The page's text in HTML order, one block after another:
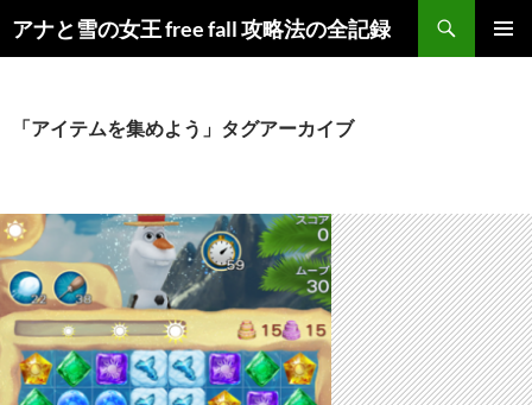
アナと雪の女王 free fall 攻略法の全記録
索
ン
キ
ッ
プ
「アイテムを集めよう」タグアーカイブ